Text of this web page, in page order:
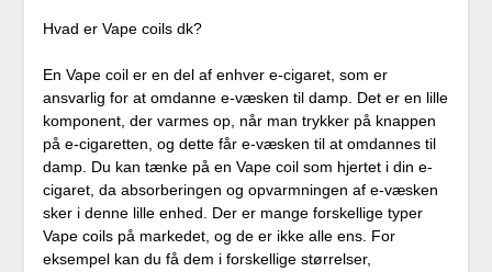
Hvad er Vape coils dk?
En Vape coil er en del af enhver e-cigaret, som er
ansvarlig for at omdanne e-væsken til damp. Det er en lille
komponent, der varmes op, når man trykker på knappen
på e-cigaretten, og dette får e-væsken til at omdannes til
damp. Du kan tænke på en Vape coil som hjertet i din e-
cigaret, da absorberingen og opvarmningen af ​​e-væsken
sker i denne lille enhed. Der er mange forskellige typer
Vape coils på markedet, og de er ikke alle ens. For
eksempel kan du få dem i forskellige størrelser,